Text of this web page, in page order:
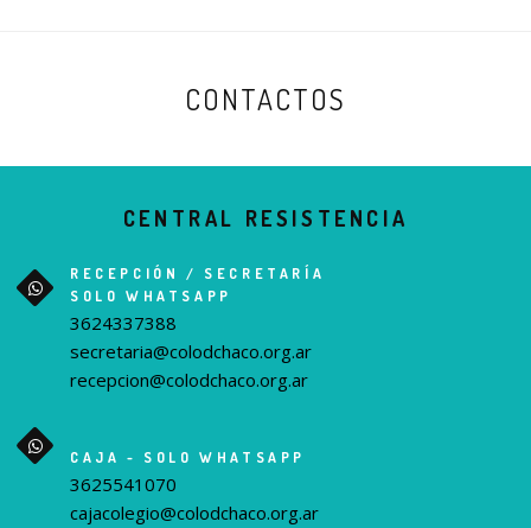
CONTACTOS
CENTRAL RESISTENCIA
RECEPCIÓN / SECRETARÍA
SOLO WHATSAPP
3624337388
secretaria@colodchaco.org.ar
recepcion@colodchaco.org.ar
CAJA - SOLO WHATSAPP
3625541070
cajacolegio@colodchaco.org.ar